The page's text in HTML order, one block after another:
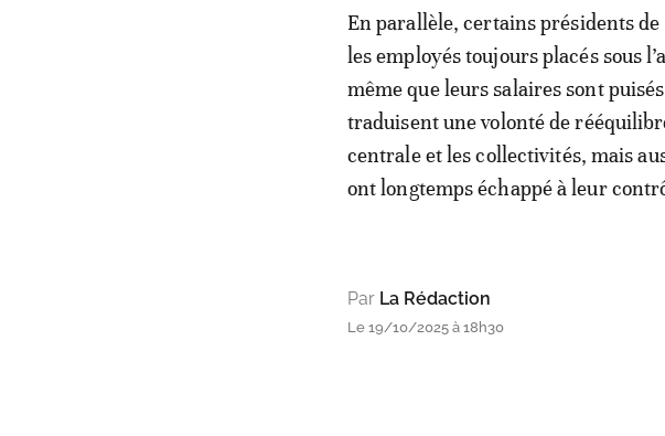
En parallèle, certains présidents
les employés toujours placés sous
même que leurs salaires sont
traduisent une volonté de
centrale et les collectivités, mais
ont longtemps échappé à leur
Par La Rédaction
Le 19/10/2025 à 18h30